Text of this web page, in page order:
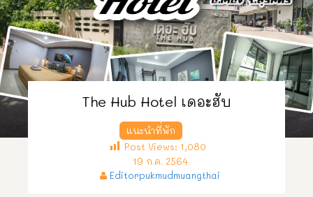
The Hub Hotel เดอะฮับ
แนะนำที่พัก
Post Views: 1,080
19 ก.ค. 2564
Editorpukmudmuangthai